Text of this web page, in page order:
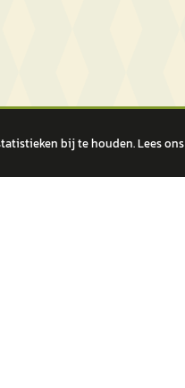
bij te houden. Lees ons